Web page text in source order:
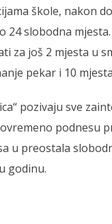
škole, nakon
24 slobodna
za još 2 mjesta u
pekar i 10
pozivaju sve
podnesu
u preostala
godinu.